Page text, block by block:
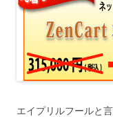
エイプリルフールと